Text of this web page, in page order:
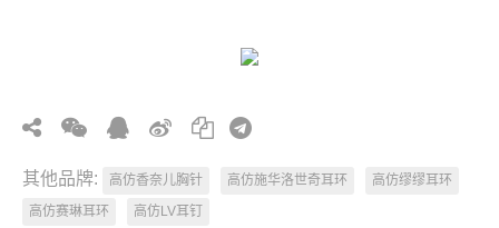
其他品牌: 高仿香奈儿胸针 高仿施华洛世奇耳环
高仿缪缪耳环
高仿赛琳耳环
高仿LV耳钉